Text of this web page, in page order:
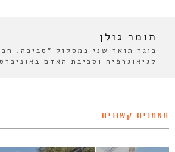
תומר גולן
בוגר תואר שני במסלול "סביבה,
לגיאוגרפיה וסביבת האדם
מאמרים קשורים